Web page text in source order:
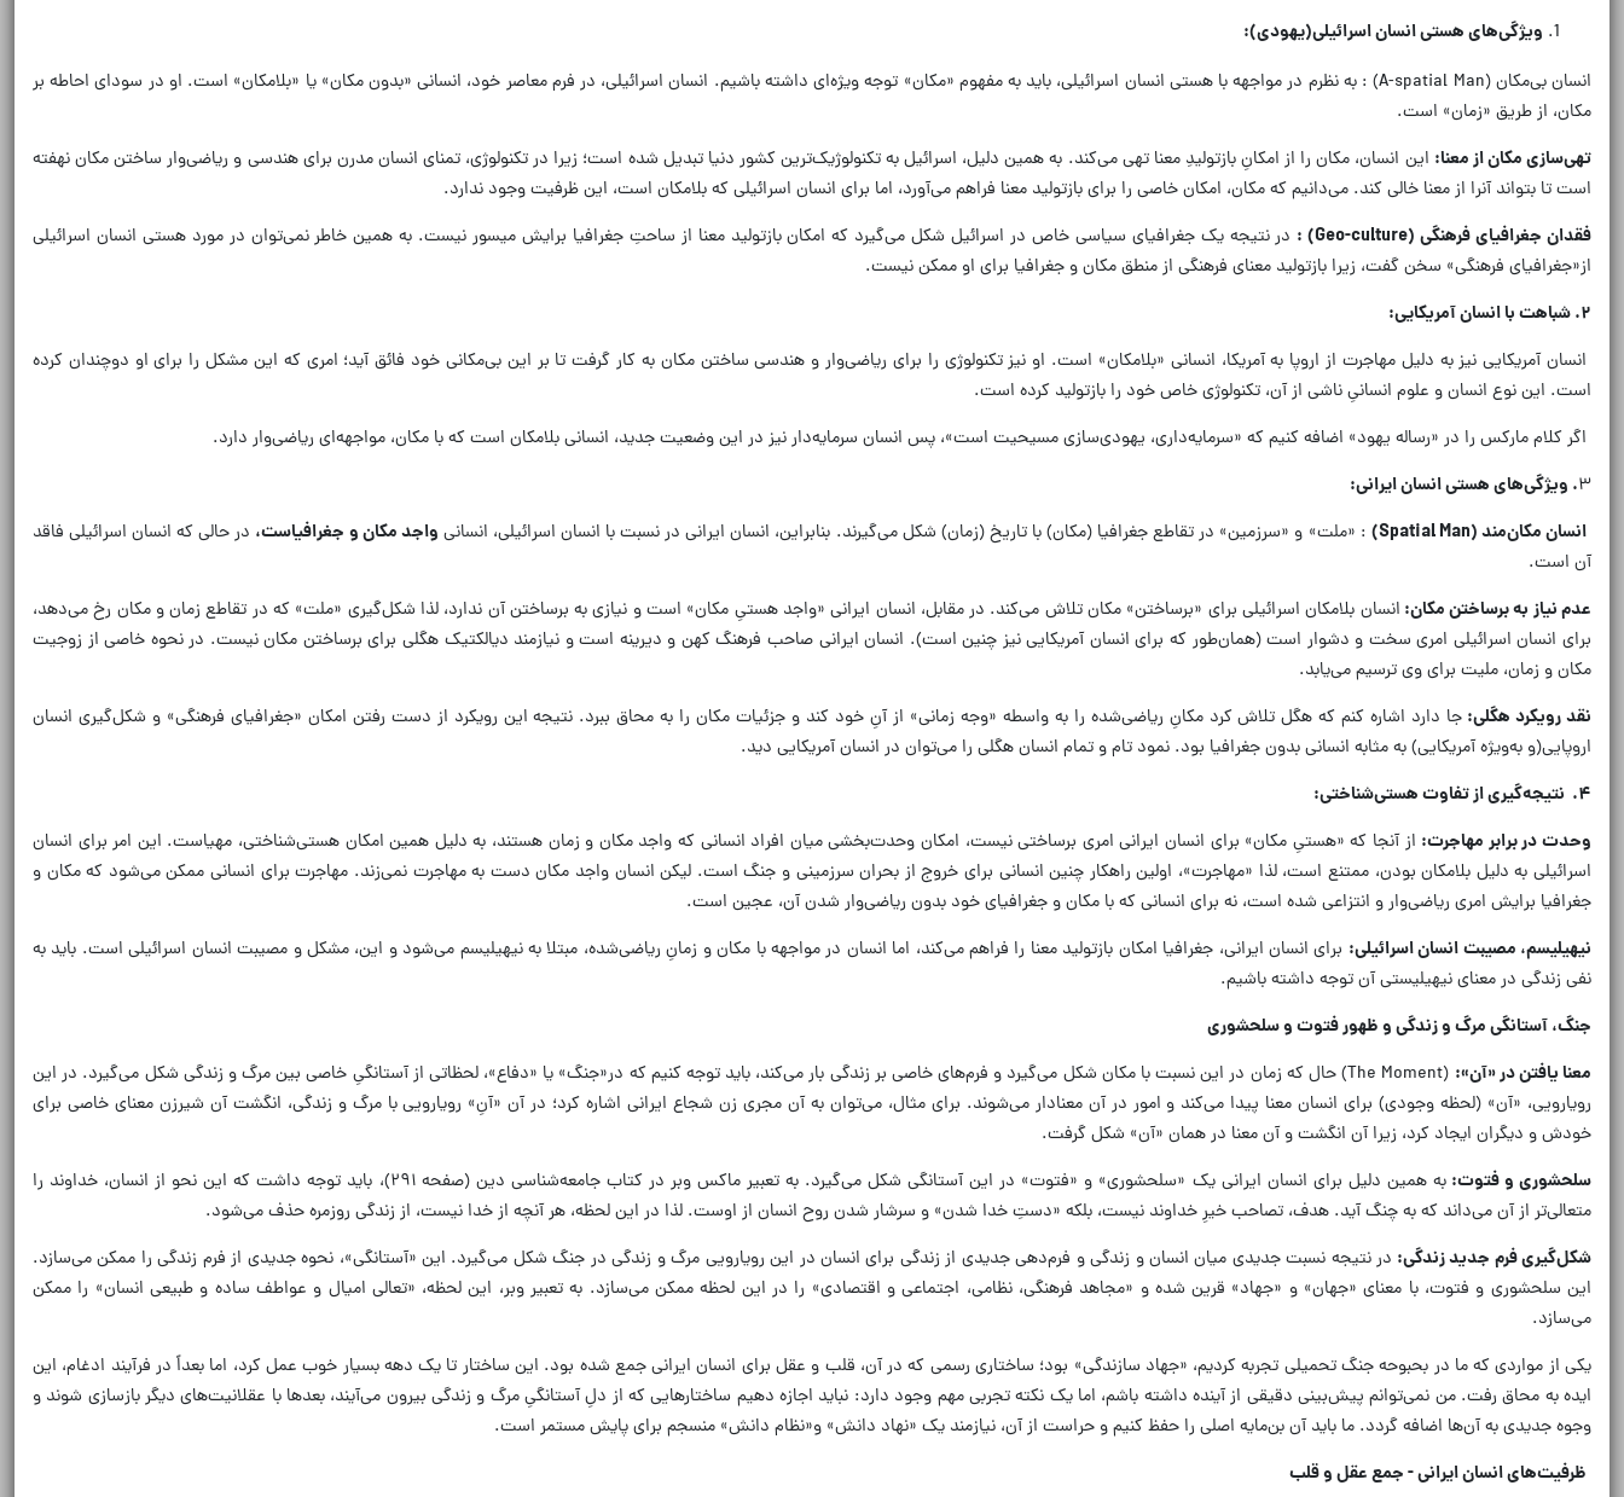
ویژگی‌های هستی انسان اسرائیلی(یهودی):
انسان بی‌مکان (A-spatial Man) : به نظرم در مواجهه با هستی انسان اسرائیلی، باید به مفهوم «مکان» توجه ویژه‌ای داشته باشیم. انسان اسرائیلی، در فرم معاصر خود، انسانی «بدون مکان» یا «بلامکان» است. او در سودای احاطه بر
مکان، از طریق «زمان» است.
تهی‌سازی مکان از معنا: این انسان، مکان را از امکانِ بازتولیدِ معنا تهی می‌کند. به همین دلیل، اسرائیل به تکنولوژیک‌ترین کشور دنیا تبدیل شده است؛ زیرا در تکنولوژی، تمنای انسان مدرن برای هندسی و ریاضی‌وار ساختن مکان نهفته
است تا بتواند آنرا از معنا خالی کند. می‌دانیم که مکان، امکان خاصی را برای بازتولید معنا فراهم می‌آورد، اما برای انسان اسرائیلی که بلامکان است، این ظرفیت وجود ندارد.
فقدان جغرافیای فرهنگی(Geo-culture)
: در نتیجه یک جغرافیای سیاسی خاص در اسرائیل شکل می‌گیرد که امکان بازتولید معنا از ساحتِ جغرافیا برایش میسور نیست. به همین خاطر نمی‌توان در مورد هستی انسان اسرائیلی
از«جغرافیای فرهنگی» سخن گفت، زیرا بازتولید معنای فرهنگی از منطق مکان و جغرافیا برای او ممکن نیست.
۲.شباهت با انسان آمریکایی:
انسان آمریکایی نیز به دلیل مهاجرت از اروپا به آمریکا، انسانی «بلامکان» است. او نیز تکنولوژی را برای ریاضی‌وار و هندسی ساختن مکان به کار گرفت تا بر این بی‌مکانی خود فائق آید؛ امری که این مشکل را برای او دوچندان کرده
است. این نوع انسان و علوم انسانیِ ناشی از آن، تکنولوژی خاص خود را بازتولید کرده است.
اگر کلام مارکس را در «رساله یهود» اضافه کنیم که «سرمایه‌داری، یهودی‌سازی مسیحیت است»، پس انسان سرمایه‌دار نیز در این وضعیت جدید، انسانی بلامکان است که با مکان، مواجهه‌ای ریاضی‌وار دارد.
۳. ویژگی‌های هستی انسان ایرانی:
انسان مکان‌مند(Spatial Man) : «ملت» و «سرزمین» در تقاطع جغرافیا (مکان) با تاریخ (زمان) شکل می‌گیرند. بنابراین، انسان ایرانی در نسبت با انسان اسرائیلی، انسانی واجد مکان و جغرافیاست، در حالی که انسان اسرائیلی فاقد
آن است.
عدم نیاز به برساختن مکان: انسان بلامکان اسرائیلی برای «برساختن» مکان تلاش می‌کند. در مقابل، انسان ایرانی «واجد هستیِ مکان» است و نیازی به برساختن آن ندارد، لذا شکل‌گیری «ملت» که در تقاطع زمان و مکان رخ می‌دهد،
برای انسان اسرائیلی امری سخت و دشوار است (همان‌طور که برای انسان آمریکایی نیز چنین است). انسان ایرانی صاحب فرهنگ کهن و دیرینه است و نیازمند دیالکتیک هگلی برای برساختن مکان نیست. در نحوه خاصی از زوجیت
مکان و زمان، ملیت برای وی ترسیم می‌یابد.
نقد رویکرد هگلی: جا دارد اشاره کنم که هگل تلاش کرد مکانِ ریاضی‌شده را به واسطه «وجه زمانی» از آنِ خود کند و جزئیات مکان را به محاق ببرد. نتیجه این رویکرد از دست رفتن امکان «جغرافیای فرهنگی» و شکل‌گیری انسان
اروپایی(و به‌ویژه آمریکایی) به مثابه انسانی بدون جغرافیا بود. نمود تام و تمام انسان هگلی را می‌توان در انسان آمریکایی دید.
۴. نتیجه‌گیری از تفاوت هستی‌شناختی:
وحدت در برابر مهاجرت: از آنجا که «هستیِ مکان» برای انسان ایرانی امری برساختی نیست، امکان وحدت‌بخشی میان افراد انسانی که واجد مکان و زمان هستند، به دلیل همین امکان هستی‌شناختی، مهیاست. این امر برای انسان
اسرائیلی به دلیل بلامکان بودن، ممتنع است، لذا «مهاجرت»، اولین راهکار چنین انسانی برای خروج از بحران سرزمینی و جنگ است. لیکن انسان واجد مکان دست به مهاجرت نمی‌زند. مهاجرت برای انسانی ممکن می‌شود که مکان و
جغرافیا برایش امری ریاضی‌وار و انتزاعی شده است، نه برای انسانی که با مکان و جغرافیای خود بدون ریاضی‌وار شدن آن، عجین است.
نیهیلیسم، مصیبت انسان اسرائیلی: برای انسان ایرانی، جغرافیا امکان بازتولید معنا را فراهم می‌کند، اما انسان در مواجهه با مکان و زمانِ ریاضی‌شده، مبتلا به نیهیلیسم می‌شود و این، مشکل و مصیبت انسان اسرائیلی است. باید به
نفی زندگی در معنای نیهیلیستی آن توجه داشته باشیم.
جنگ، آستانگی مرگ و زندگی و ظهور فتوت و سلحشوری
معنا یافتن در «آن»:
(The Moment) حال که زمان در این نسبت با مکان شکل می‌گیرد و فرم‌های خاصی بر زندگی بار می‌کند، باید توجه کنیم که در«جنگ» یا «دفاع»، لحظاتی از آستانگیِ خاصی بین مرگ و زندگی شکل می‌گیرد. در این
رویارویی، «آن» (لحظه وجودی) برای انسان معنا پیدا می‌کند و امور در آن معنادار می‌شوند. برای مثال، می‌توان به آن مجری زن شجاع ایرانی اشاره کرد؛ در آن «آنِ» رویارویی با مرگ و زندگی، انگشت آن شیرزن معنای خاصی برای
خودش و دیگران ایجاد کرد، زیرا آن انگشت و آن معنا در همان «آن» شکل گرفت.
سلحشوری و فتوت:
به همین دلیل برای انسان ایرانی یک «سلحشوری» و «فتوت» در این آستانگی شکل می‌گیرد. به تعبیر ماکس وبر در کتاب جامعه‌شناسی دین (صفحه ۲۹۱)، باید توجه داشت که این نحو از انسان، خداوند را
متعالی‌تر از آن می‌داند که به چنگ آید. هدف، تصاحب خیرِ خداوند نیست، بلکه «دستِ خدا شدن» و سرشار شدن روح انسان از اوست. لذا در این لحظه، هر آنچه از خدا نیست، از زندگی روزمره حذف می‌شود.
شکل‌گیری فرم جدید زندگی: در نتیجه نسبت جدیدی میان انسان و زندگی و فرم‌دهی جدیدی از زندگی برای انسان در این رویارویی مرگ و زندگی در جنگ شکل می‌گیرد. این «آستانگی»، نحوه جدیدی از فرم زندگی را ممکن می‌سازد.
این سلحشوری و فتوت، با معنای «جهان» و «جهاد» قرین شده و «مجاهد فرهنگی، نظامی، اجتماعی و اقتصادی» را در این لحظه ممکن می‌سازد. به تعبیر وبر، این لحظه، «تعالی امیال و عواطف ساده و طبیعی انسان» را ممکن
می‌سازد.
یکی از مواردی که ما در بحبوحه جنگ تحمیلی تجربه کردیم، «جهاد سازندگی» بود؛ ساختاری رسمی که در آن، قلب و عقل برای انسان ایرانی جمع شده بود. این ساختار تا یک دهه بسیار خوب عمل کرد، اما بعداً در فرآیند ادغام، این
ایده به محاق رفت. من نمی‌توانم پیش‌بینی دقیقی از آینده داشته باشم، اما یک نکته تجربی مهم وجود دارد: نباید اجازه دهیم ساختارهایی که از دلِ آستانگیِ مرگ و زندگی بیرون می‌آیند، بعدها با عقلانیت‌های دیگر بازسازی شوند و
وجوه جدیدی به آن‌ها اضافه گردد. ما باید آن بن‌مایه اصلی را حفظ کنیم و حراست از آن، نیازمند یک «نهاد دانش» و«نظام دانش» منسجم برای پایش مستمر است.
ظرفیت‌های انسان ایرانی - جمع عقل و قلب